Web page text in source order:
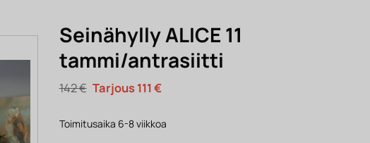
Seinähylly ALICE 11
tammi/antrasiitti
142€ Alkuperäinen
hinta
142 €.
111€Nykyinen
111 €.
Toimitusaika 6-8 viikkoa